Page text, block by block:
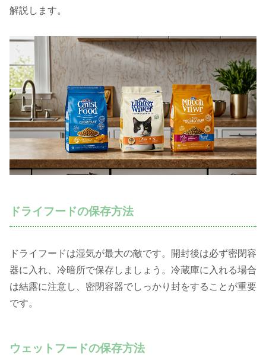
解説します。
ドライフードの保存方法
ドライフードは湿気が最大の敵です。開封後は必ず密閉容
器に入れ、冷暗所で保存しましょう。冷蔵庫に入れる場合
は結露に注意し、密閉容器でしっかり封をすることが重要
です。
ウェットフードの保存方法